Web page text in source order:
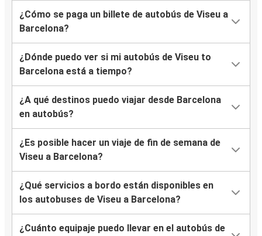
¿Cómo se paga un billete de autobús de Viseu a
Barcelona?
¿Dónde puedo ver si mi autobús de Viseu to
Barcelona está a tiempo?
¿A qué destinos puedo viajar desde Barcelona
en autobús?
¿Es posible hacer un viaje de fin de semana de
Viseu a Barcelona?
¿Qué servicios a bordo están disponibles en
los autobuses de Viseu a Barcelona?
¿Cuánto equipaje puedo llevar en el autobús de